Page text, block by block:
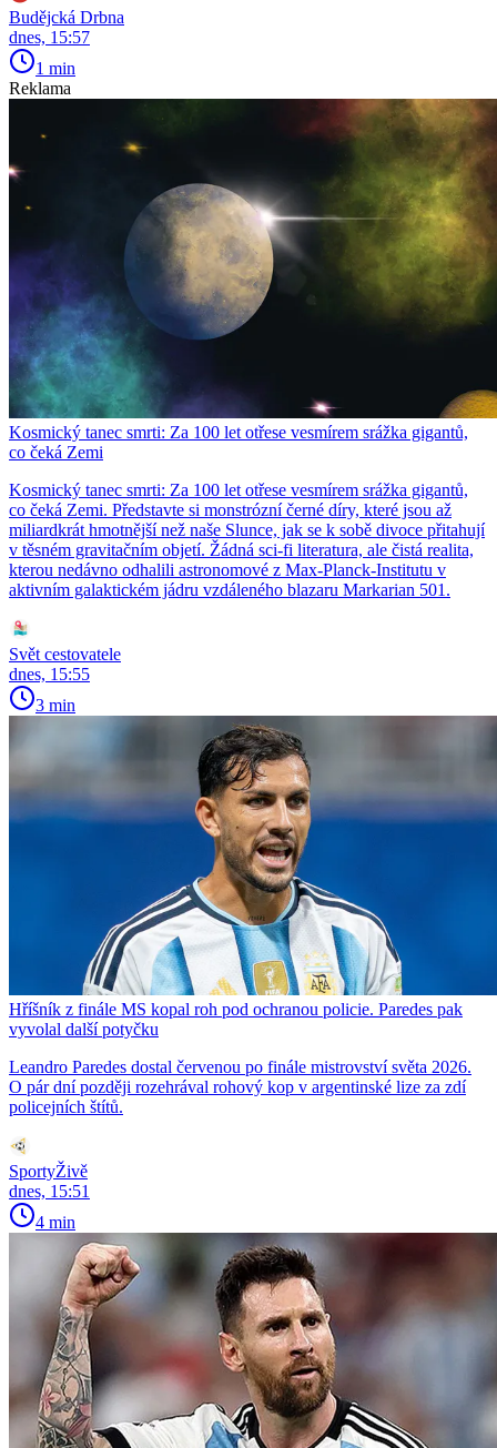
Budějcká Drbna
dnes, 15:57
1 min
Reklama
Kosmický tanec smrti: Za 100 let otřese vesmírem srážka gigantů,
co čeká Zemi
Kosmický tanec smrti: Za 100 let otřese vesmírem srážka gigantů,
co čeká Zemi. Představte si monstrózní černé díry, které jsou až
miliardkrát hmotnější než naše Slunce, jak se k sobě divoce přitahují
v těsném gravitačním objetí. Žádná sci-fi literatura, ale čistá realita,
kterou nedávno odhalili astronomové z Max-Planck-Institutu v
aktivním galaktickém jádru vzdáleného blazaru Markarian 501.
Svět cestovatele
dnes, 15:55
3 min
Hříšník z finále MS kopal roh pod ochranou policie. Paredes pak
vyvolal další potyčku
Leandro Paredes dostal červenou po finále mistrovství světa 2026.
O pár dní později rozehrával rohový kop v argentinské lize za zdí
policejních štítů.
SportyŽivě
dnes, 15:51
4 min